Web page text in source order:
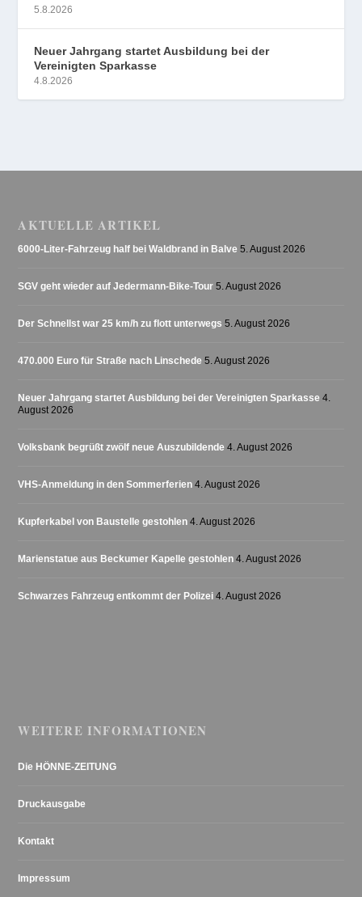
5.8.2026
Neuer Jahrgang startet Ausbildung bei der
Vereinigten Sparkasse
4.8.2026
AKTUELLE ARTIKEL
6000-Liter-Fahrzeug half bei Waldbrand in Balve 5. August 2026
SGV geht wieder auf Jedermann-Bike-Tour 5. August 2026
Der Schnellst war 25 km/h zu flott unterwegs 5. August 2026
470.000 Euro für Straße nach Linschede 5. August 2026
Neuer Jahrgang startet Ausbildung bei der Vereinigten Sparkasse 4.
August 2026
Volksbank begrüßt zwölf neue Auszubildende 4. August 2026
VHS-Anmeldung in den Sommerferien 4. August 2026
Kupferkabel von Baustelle gestohlen 4. August 2026
Marienstatue aus Beckumer Kapelle gestohlen 4. August 2026
Schwarzes Fahrzeug entkommt der Polizei 4. August 2026
WEITERE INFORMATIONEN
Die HÖNNE-ZEITUNG
Druckausgabe
Kontakt
Impressum